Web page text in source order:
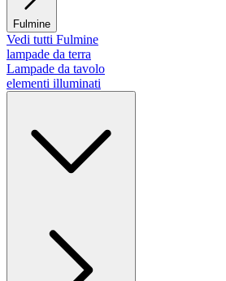
Fulmine
Vedi tutti Fulmine
lampade da terra
Lampade da tavolo
elementi illuminati